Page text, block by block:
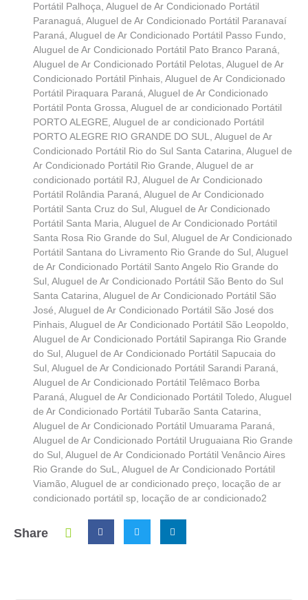
Portátil Palhoça, Aluguel de Ar Condicionado Portátil
Paranaguá, Aluguel de Ar Condicionado Portátil Paranavaí
Paraná, Aluguel de Ar Condicionado Portátil Passo Fundo,
Aluguel de Ar Condicionado Portátil Pato Branco Paraná,
Aluguel de Ar Condicionado Portátil Pelotas, Aluguel de Ar
Condicionado Portátil Pinhais, Aluguel de Ar Condicionado
Portátil Piraquara Paraná, Aluguel de Ar Condicionado
Portátil Ponta Grossa, Aluguel de ar condicionado Portátil
PORTO ALEGRE, Aluguel de ar condicionado Portátil
PORTO ALEGRE RIO GRANDE DO SUL, Aluguel de Ar
Condicionado Portátil Rio do Sul Santa Catarina, Aluguel de
Ar Condicionado Portátil Rio Grande, Aluguel de ar
condicionado portátil RJ, Aluguel de Ar Condicionado
Portátil Rolândia Paraná, Aluguel de Ar Condicionado
Portátil Santa Cruz do Sul, Aluguel de Ar Condicionado
Portátil Santa Maria, Aluguel de Ar Condicionado Portátil
Santa Rosa Rio Grande do Sul, Aluguel de Ar Condicionado
Portátil Santana do Livramento Rio Grande do Sul, Aluguel
de Ar Condicionado Portátil Santo Angelo Rio Grande do
Sul, Aluguel de Ar Condicionado Portátil São Bento do Sul
Santa Catarina, Aluguel de Ar Condicionado Portátil São
José, Aluguel de Ar Condicionado Portátil São José dos
Pinhais, Aluguel de Ar Condicionado Portátil São Leopoldo,
Aluguel de Ar Condicionado Portátil Sapiranga Rio Grande
do Sul, Aluguel de Ar Condicionado Portátil Sapucaia do
Sul, Aluguel de Ar Condicionado Portátil Sarandi Paraná,
Aluguel de Ar Condicionado Portátil Telêmaco Borba
Paraná, Aluguel de Ar Condicionado Portátil Toledo, Aluguel
de Ar Condicionado Portátil Tubarão Santa Catarina,
Aluguel de Ar Condicionado Portátil Umuarama Paraná,
Aluguel de Ar Condicionado Portátil Uruguaiana Rio Grande
do Sul, Aluguel de Ar Condicionado Portátil Venâncio Aires
Rio Grande do SuL, Aluguel de Ar Condicionado Portátil
Viamão, Aluguel de ar condicionado preço, locação de ar
condicionado portátil sp, locação de ar condicionado2
Share